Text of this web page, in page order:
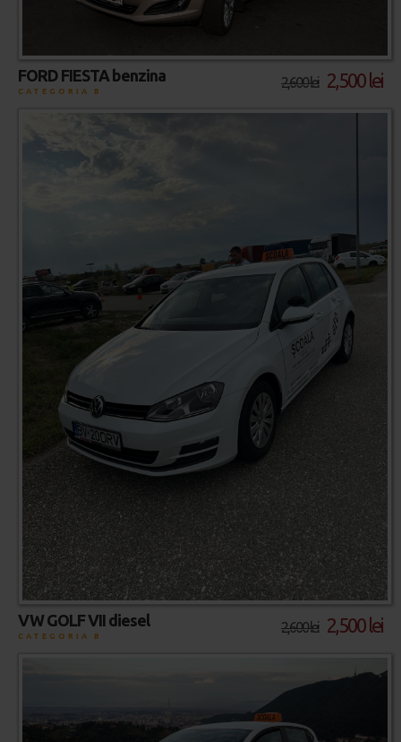
2,600 lei 2,500 lei
FORD FIESTA benzina
CATEGORIA B
2,600 lei 2,500 lei
VW GOLF VII diesel
CATEGORIA B